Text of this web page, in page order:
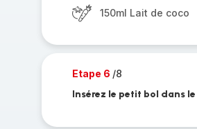
150ml Lait de coco
Etape 6 /8
Insérez le petit bol dans